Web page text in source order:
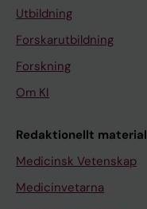
Utbildning
Forskarutbildning
Forskning
Om KI
Redaktionellt material
Medicinsk Vetenskap
Medicinvetarna